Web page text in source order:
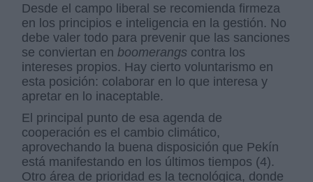
Desde el campo liberal se recomienda firmeza
en los principios e inteligencia en la gestión. No
debe valer todo para prevenir que las sanciones
se conviertan en boomerangs contra los
intereses propios. Hay cierto voluntarismo en
esta posición: colaborar en lo que interesa y
apretar en lo inaceptable.
El principal punto de esa agenda de
cooperación es el cambio climático,
aprovechando la buena disposición que Pekín
está manifestando en los últimos tiempos (4).
Otro área de prioridad es la tecnológica, donde